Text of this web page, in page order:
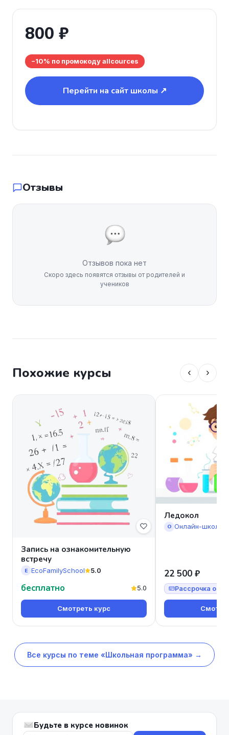
800 ₽
−10% по промокоду allcources
Перейти на сайт школы ↗
Отзывы
Отзывов пока нет
Скоро здесь появятся отзывы от родителей и
учеников
Похожие курсы ‹ ›
Запись на ознакомительную
встречу
E EcoFamilySchool 5.0
бесплатно 5.0
Смотреть курс
Ледокол
О Онлайн-школа
22 500 ₽
Рассрочка от
Все курсы по теме «Школьная программа» →
Будьте в курсе новинок